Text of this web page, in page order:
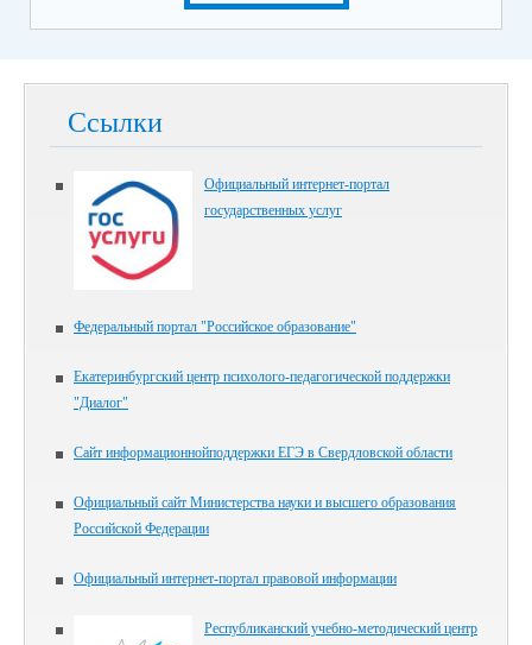
Ссылки
Официальный интернет-портал
государственных услуг
Федеральный портал "Российское образование"
Екатеринбургский центр психолого-педагогической поддержки
"Диалог"
Сайт информационнойподдержки ЕГЭ в Свердловской области
Официальный сайт Министерства науки и высшего образования
Российской Федерации
Официальный интернет-портал правовой информации
Республиканский учебно-методический центр